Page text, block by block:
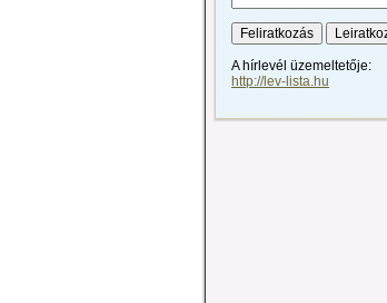
A hírlevél üzemeltetője:
http://lev-lista.hu